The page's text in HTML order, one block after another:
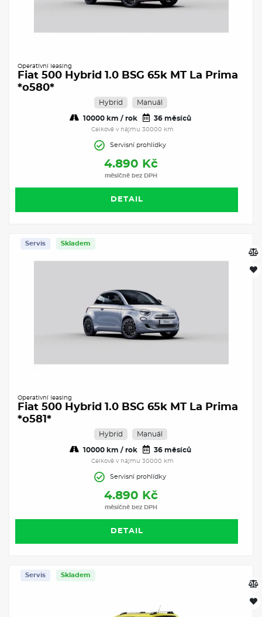
Operativní leasing
Fiat 500 Hybrid 1.0 BSG 65k MT La Prima
*o580*
Hybrid Manuál
10000 km / rok 36 měsíců
Celkově v nájmu 30000 km
Servisní prohlídky
4.890 Kč
měsíčně bez DPH
DETAIL
Skladem
Servis
Operativní leasing
Fiat 500 Hybrid 1.0 BSG 65k MT La Prima
*o581*
Hybrid Manuál
10000 km / rok 36 měsíců
Celkově v nájmu 30000 km
Servisní prohlídky
4.890 Kč
měsíčně bez DPH
DETAIL
Skladem
Servis